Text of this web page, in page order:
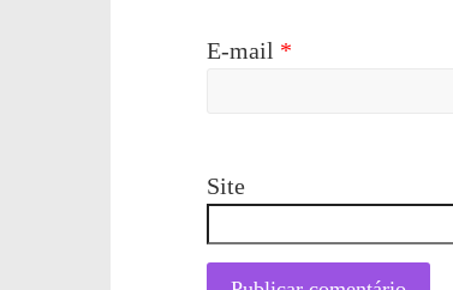
E-mail *
Site